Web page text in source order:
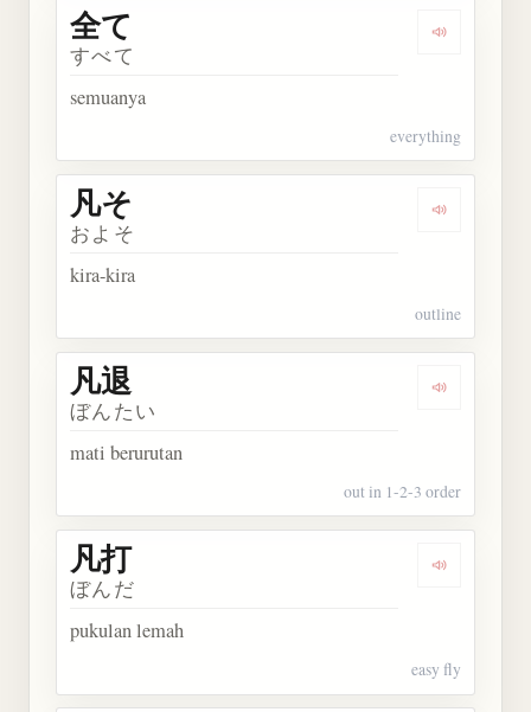
Dengarkan
全て
すべて
semuanya
everything
Dengarkan
凡そ
およそ
kira-kira
outline
Dengarkan
凡退
ぼんたい
mati berurutan
out in 1-2-3 order
Dengarkan
凡打
ぼんだ
pukulan lemah
easy fly